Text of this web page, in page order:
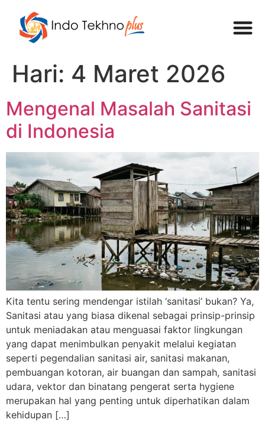
Hari: 4 Maret 2026
Mengenal Masalah Sanitasi
di Indonesia
Kita tentu sering mendengar istilah ‘sanitasi’ bukan? Ya,
Sanitasi atau yang biasa dikenal sebagai prinsip-prinsip
untuk meniadakan atau menguasai faktor lingkungan
yang dapat menimbulkan penyakit melalui kegiatan
seperti pegendalian sanitasi air, sanitasi makanan,
pembuangan kotoran, air buangan dan sampah, sanitasi
udara, vektor dan binatang pengerat serta hygiene
merupakan hal yang penting untuk diperhatikan dalam
kehidupan […]